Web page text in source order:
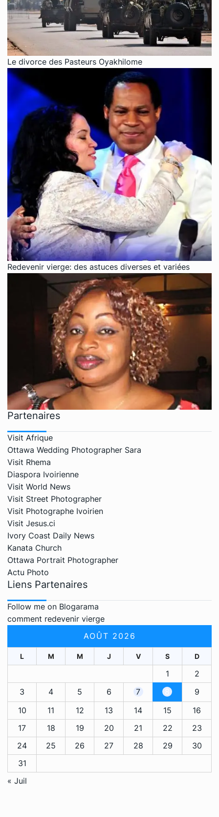
Le divorce des Pasteurs Oyakhilome
Redevenir vierge: des astuces diverses et variées
Partenaires
Visit Afrique
Ottawa Wedding Photographer Sara
Visit Rhema
Diaspora Ivoirienne
Visit World News
Visit Street Photographer
Visit Photographe Ivoirien
Visit Jesus.ci
Ivory Coast Daily News
Kanata Church
Ottawa Portrait Photographer
Actu Photo
Liens Partenaires
Follow me on Blogarama
comment redevenir vierge
AOÛT 2026
L M M J V S D
1
2
3
4 5 6 7 8
9
10
11 12 13 14 15
16
17
18 19 20 21 22
23
24
25 26 27 28 29
30
31
« Juil